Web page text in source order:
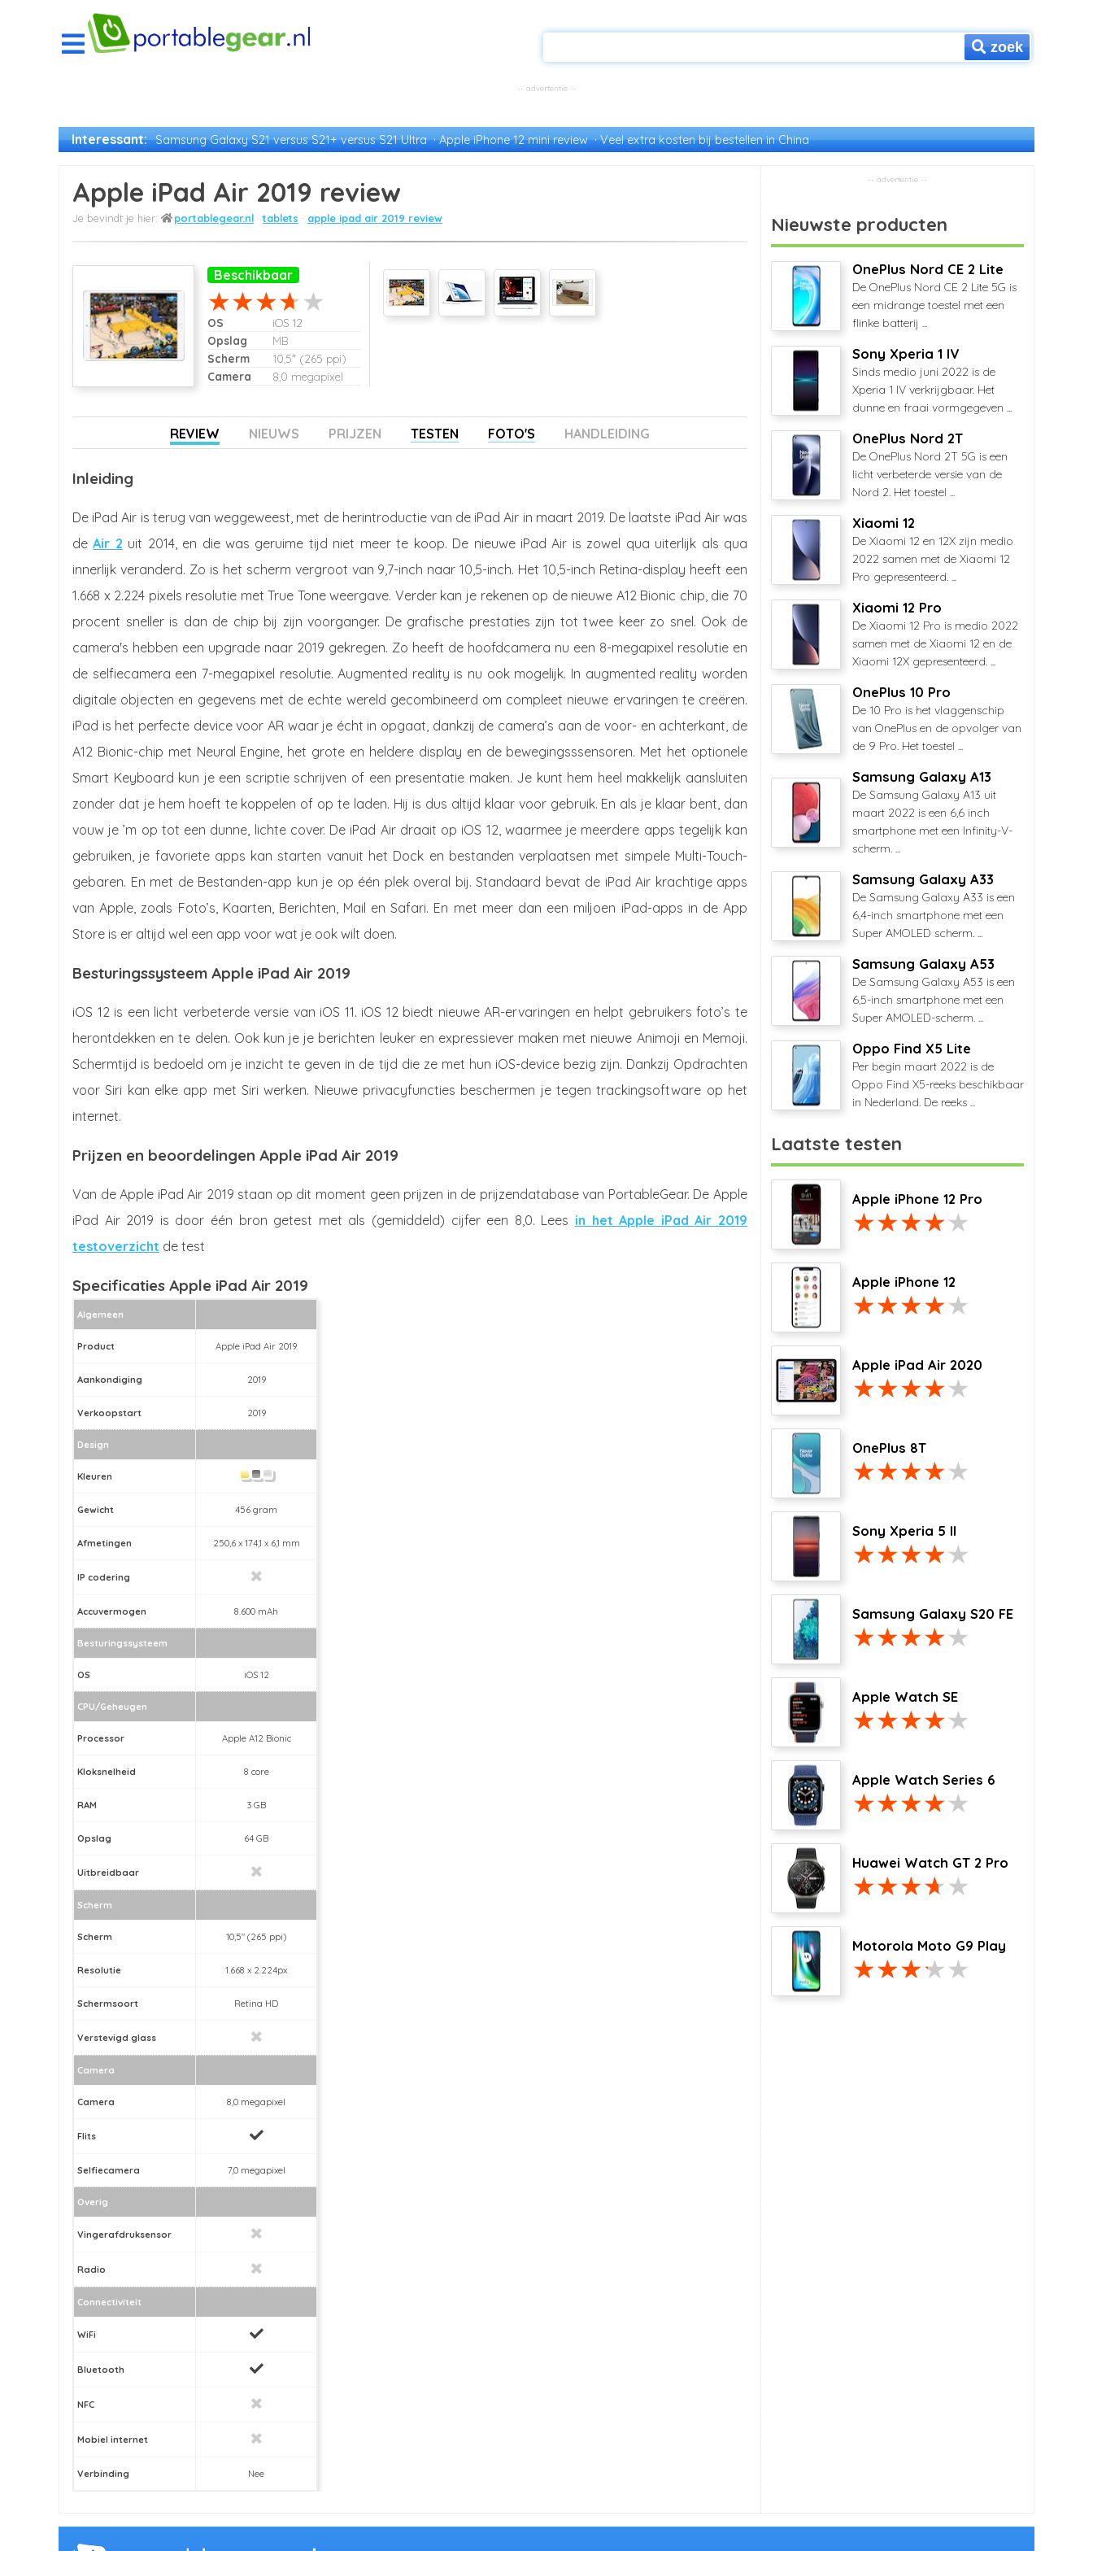
zoek
Interessant: Samsung Galaxy S21 versus S21+ versus S21 Ultra Apple iPhone 12 mini review Veel extra kosten bij bestellen in China
Apple iPad Air 2019 review
portablegear.nl tablets apple ipad air 2019 review
Beschikbaar
OS
iOS 12
Opslag
MB
Scherm
10,5" (265 ppi)
Camera
8,0 megapixel
REVIEW NIEUWS PRIJZEN TESTEN FOTO'S HANDLEIDING
Inleiding
De iPad Air is terug van weggeweest, met de herintroductie van de iPad Air in maart 2019. De laatste iPad Air was
deAir 2 uit 2014, en die was geruime tijd niet meer te koop. De nieuwe iPad Air is zowel qua uiterlijk als qua
innerlijk veranderd. Zo is het scherm vergroot van 9,7-inch naar 10,5-inch. Het 10,5-inch Retina-display heeft een
1.668 x 2.224 pixels resolutie met True Tone weergave. Verder kan je rekenen op de nieuwe A12 Bionic chip, die 70
procent sneller is dan de chip bij zijn voorganger. De grafische prestaties zijn tot twee keer zo snel. Ook de
camera's hebben een upgrade naar 2019 gekregen. Zo heeft de hoofdcamera nu een 8-megapixel resolutie en
de selfiecamera een 7-megapixel resolutie. Augmented reality is nu ook mogelijk. In augmented reality worden
digitale objecten en gegevens met de echte wereld gecombineerd om compleet nieuwe ervaringen te creëren.
iPad is het perfecte device voor AR waar je écht in opgaat, dankzij de camera’s aan de voor- en achterkant, de
A12 Bionic-chip met Neural Engine, het grote en heldere display en de bewegingsssensoren. Met het optionele
Smart Keyboard kun je een scriptie schrijven of een presentatie maken. Je kunt hem heel makkelijk aansluiten
zonder dat je hem hoeft te koppelen of op te laden. Hij is dus altijd klaar voor gebruik. En als je klaar bent, dan
vouw je ’m op tot een dunne, lichte cover. De iPad Air draait op iOS 12, waarmee je meerdere apps tegelijk kan
gebruiken, je favoriete apps kan starten vanuit het Dock en bestanden verplaatsen met simpele Multi-Touch-
gebaren. En met de Bestanden-app kun je op één plek overal bij. Standaard bevat de iPad Air krachtige apps
van Apple, zoals Foto’s, Kaarten, Berichten, Mail en Safari. En met meer dan een miljoen iPad-apps in de App
Store is er altijd wel een app voor wat je ook wilt doen.
Besturingssysteem Apple iPad Air 2019
iOS 12 is een licht verbeterde versie van iOS 11. iOS 12 biedt nieuwe AR-ervaringen en helpt gebruikers foto’s te
herontdekken en te delen. Ook kun je je berichten leuker en expressiever maken met nieuwe Animoji en Memoji.
Schermtijd is bedoeld om je inzicht te geven in de tijd die ze met hun iOS-device bezig zijn. Dankzij Opdrachten
voor Siri kan elke app met Siri werken. Nieuwe privacyfuncties beschermen je tegen trackingsoftware op het
internet.
Prijzen en beoordelingen Apple iPad Air 2019
Van de Apple iPad Air 2019 staan op dit moment geen prijzen in de prijzendatabase van PortableGear. De Apple
iPad Air 2019 is door één bron getest met als (gemiddeld) cijfer een 8,0. Lees in het Apple iPad Air 2019
testoverzicht de test
Specificaties Apple iPad Air 2019
Algemeen
Product Apple iPad Air 2019
Aankondiging 2019
Verkoopstart 2019
Design
Kleuren
Gewicht 456 gram
Afmetingen 250,6 x 174,1 x 6,1 mm
IP codering
Accuvermogen 8.600 mAh
Besturingssysteem
OS iOS 12
CPU/Geheugen
Processor Apple A12 Bionic
Kloksnelheid 8 core
RAM 3 GB
Opslag 64 GB
Uitbreidbaar
Scherm
Scherm 10,5" (265 ppi)
Resolutie 1.668 x 2.224px
Schermsoort Retina HD
Verstevigd glass
Camera
Camera 8,0 megapixel
Flits
Selfiecamera 7,0 megapixel
Overig
Vingerafdruksensor
Radio
Connectiviteit
WiFi
Bluetooth
NFC
Mobiel internet
Verbinding Nee
Nieuwste producten
OnePlus Nord CE 2 Lite
De OnePlus Nord CE 2 Lite 5G is
een midrange toestel met een
flinke batterij ...
Sony Xperia 1 IV
Sinds medio juni 2022 is de
Xperia 1 IV verkrijgbaar. Het
dunne en fraai vormgegeven ...
OnePlus Nord 2T
De OnePlus Nord 2T 5G is een
licht verbeterde versie van de
Nord 2. Het toestel ...
Xiaomi 12
De Xiaomi 12 en 12X zijn medio
2022 samen met de Xiaomi 12
Pro gepresenteerd. ...
Xiaomi 12 Pro
De Xiaomi 12 Pro is medio 2022
samen met de Xiaomi 12 en de
Xiaomi 12X gepresenteerd. ...
OnePlus 10 Pro
De 10 Pro is het vlaggenschip
van OnePlus en de opvolger van
de 9 Pro. Het toestel ...
Samsung Galaxy A13
De Samsung Galaxy A13 uit
maart 2022 is een 6,6 inch
smartphone met een Infinity-V-
scherm. ...
Samsung Galaxy A33
De Samsung Galaxy A33 is een
6,4-inch smartphone met een
Super AMOLED scherm. ...
Samsung Galaxy A53
De Samsung Galaxy A53 is een
6,5-inch smartphone met een
Super AMOLED-scherm. ...
Oppo Find X5 Lite
Per begin maart 2022 is de
Oppo Find X5-reeks beschikbaar
in Nederland. De reeks ...
Laatste testen
Apple iPhone 12 Pro
Apple iPhone 12
Apple iPad Air 2020
OnePlus 8T
Sony Xperia 5 II
Samsung Galaxy S20 FE
Apple Watch SE
Apple Watch Series 6
Huawei Watch GT 2 Pro
Motorola Moto G9 Play